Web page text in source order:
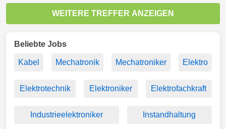
WEITERE TREFFER ANZEIGEN
Beliebte Jobs
Kabel Mechatronik Mechatroniker Elektro
Elektrotechnik Elektroniker Elektrofachkraft
Industrieelektroniker Instandhaltung